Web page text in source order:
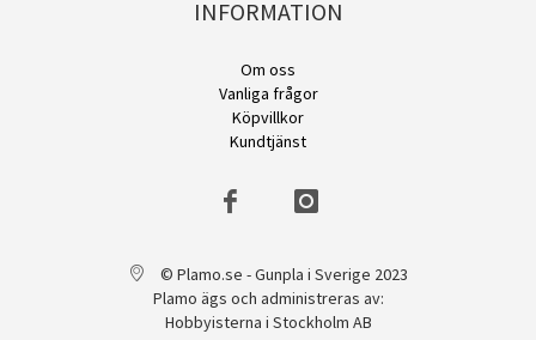
INFORMATION
Om oss
Vanliga frågor
Köpvillkor
Kundtjänst
© Plamo.se - Gunpla i Sverige 2023
Plamo ägs och administreras av:
Hobbyisterna i Stockholm AB